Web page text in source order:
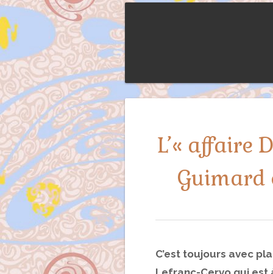
L’« affaire
Guimard
C’est toujours avec